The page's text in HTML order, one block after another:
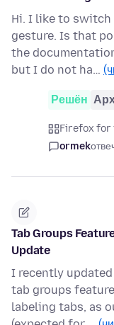
Hi. I like to switch
gesture. Is that
the
but I do not ha…
Решён
Firefox for
ormek
Tab Groups
Update
I recently
tab groups
labeling tabs, as